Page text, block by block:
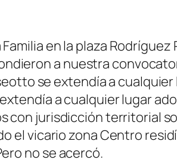
en la plaza Rodríguez
a nuestra
se extendía a
a cualquier lugar
con jurisdicción territorial
el vicario zona Centro
no se acercó.